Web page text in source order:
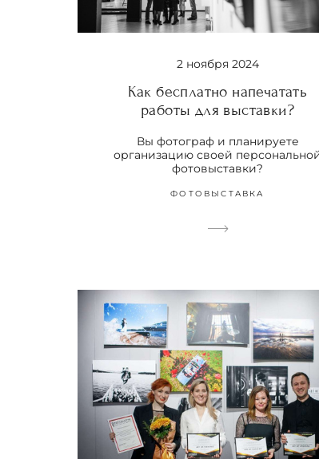
2 ноября 2024
Как бесплатно напечатать
работы для выставки?
Вы фотограф и планируете
организацию своей
фотовыставки?
ФОТОВЫСТАВКА